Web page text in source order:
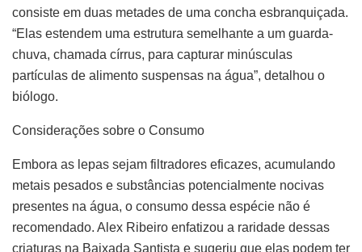
consiste em duas metades de uma concha esbranquiçada.
“Elas estendem uma estrutura semelhante a um guarda-
chuva, chamada círrus, para capturar minúsculas
partículas de alimento suspensas na água”, detalhou o
biólogo.
Considerações sobre o Consumo
Embora as lepas sejam filtradores eficazes, acumulando
metais pesados e substâncias potencialmente nocivas
presentes na água, o consumo dessa espécie não é
recomendado. Alex Ribeiro enfatizou a raridade dessas
criaturas na Baixada Santista e sugeriu que elas podem ter